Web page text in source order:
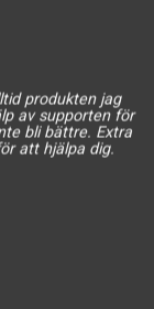
produkten jag
av supporten för
bli bättre. Extra
att hjälpa dig.